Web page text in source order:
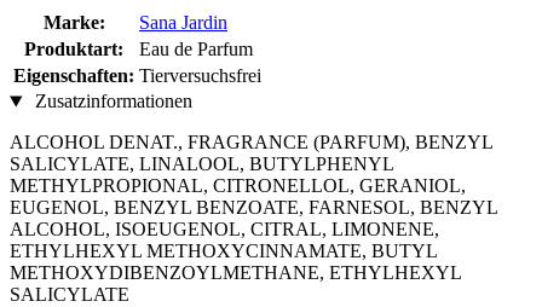
Marke:
Sana Jardin
Produktart:
Eau de Parfum
Eigenschaften: Tierversuchsfrei
Zusatzinformationen
ALCOHOL DENAT., FRAGRANCE (PARFUM), BENZYL
SALICYLATE, LINALOOL, BUTYLPHENYL
METHYLPROPIONAL, CITRONELLOL, GERANIOL,
EUGENOL, BENZYL BENZOATE, FARNESOL, BENZYL
ALCOHOL, ISOEUGENOL, CITRAL, LIMONENE,
ETHYLHEXYL METHOXYCINNAMATE, BUTYL
METHOXYDIBENZOYLMETHANE, ETHYLHEXYL
SALICYLATE